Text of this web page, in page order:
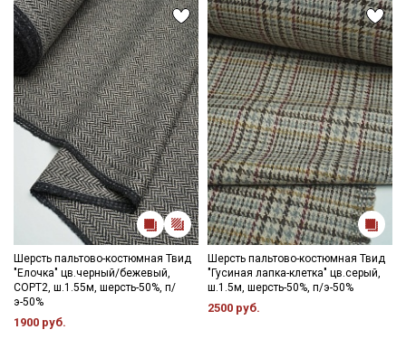
Шерсть пальтово-костюмная Твид
"Елочка" цв.черный/бежевый,
СОРТ2, ш.1.55м, шерсть-50%, п/
э-50%
1900 руб.
Шерсть пальтово-костюмная Твид
"Гусиная лапка-клетка" цв.серый,
ш.1.5м, шерсть-50%, п/э-50%
2500 руб.